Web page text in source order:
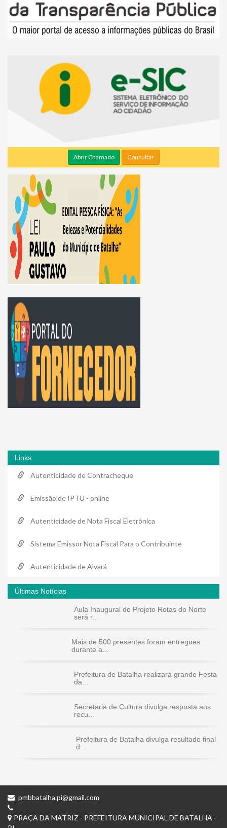
Abrir Chamado Consultar
Links
Autenticidade de Contracheque
Emissão de IPTU - online
Autenticidade de Nota Fiscal Eletrônica
Sistema Emissor Nota Fiscal Para o Contribuinte
Autenticidade de Alvará
Últimas Notícias
Aula Inaugural do Projeto Rotas do Norte
será r...
Mais de 500 presentes foram entregues
durante a...
Prefeitura de Batalha realizará grande Festa
da...
Secretaria de Cultura divulga resposta aos
recu...
Prefeitura de Batalha divulga resultado final
d...
pmbbatalha.pi@gmail.com
PRAÇA DA MATRIZ - PREFEITURA MUNICIPAL DE BATALHA -